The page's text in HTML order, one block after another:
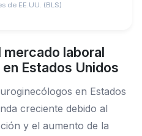
de EE.UU. (BLS)
laboral
Estados Unidos
en Estados
creciente debido al
y el aumento de la